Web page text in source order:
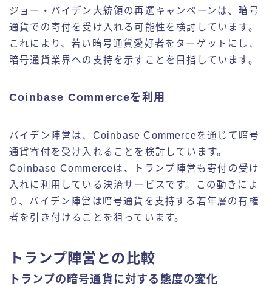
ジョー・バイデン大統領の再選キャンペーンは、暗号
通貨での寄付を受け入れる可能性を検討しています。
これにより、若い暗号通貨愛好者をターゲットにし、
暗号通貨業界への支持を示すことを目指しています。
Coinbase Commerceを利用
バイデン陣営は、Coinbase Commerceを通じて暗号
通貨寄付を受け入れることを検討しています。
Coinbase Commerceは、トランプ陣営も寄付の受け
入れに利用している決済サービスです。この動きによ
り、バイデン陣営は暗号通貨を支持する若年層の有権
者を引き付けることを狙っています。
トランプ陣営との比較
トランプの暗号通貨に対する態度の変化